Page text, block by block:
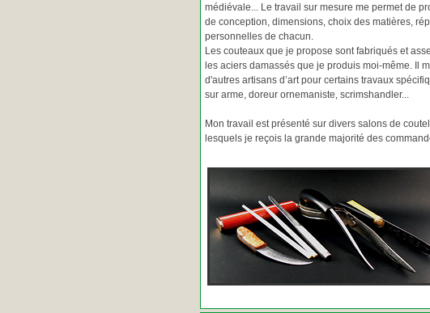
médiévale... Le travail sur mesure me permet de
de conception, dimensions, choix des matières,
personnelles de chacun.
Les couteaux que je propose sont fabriqués et
les aciers damassés que je produis moi-même. Il
d'autres artisans d’art pour certains travaux
sur arme, doreur ornemaniste, scrimshandler...
Mon travail est présenté sur divers salons de
lesquels je reçois la grande majorité des